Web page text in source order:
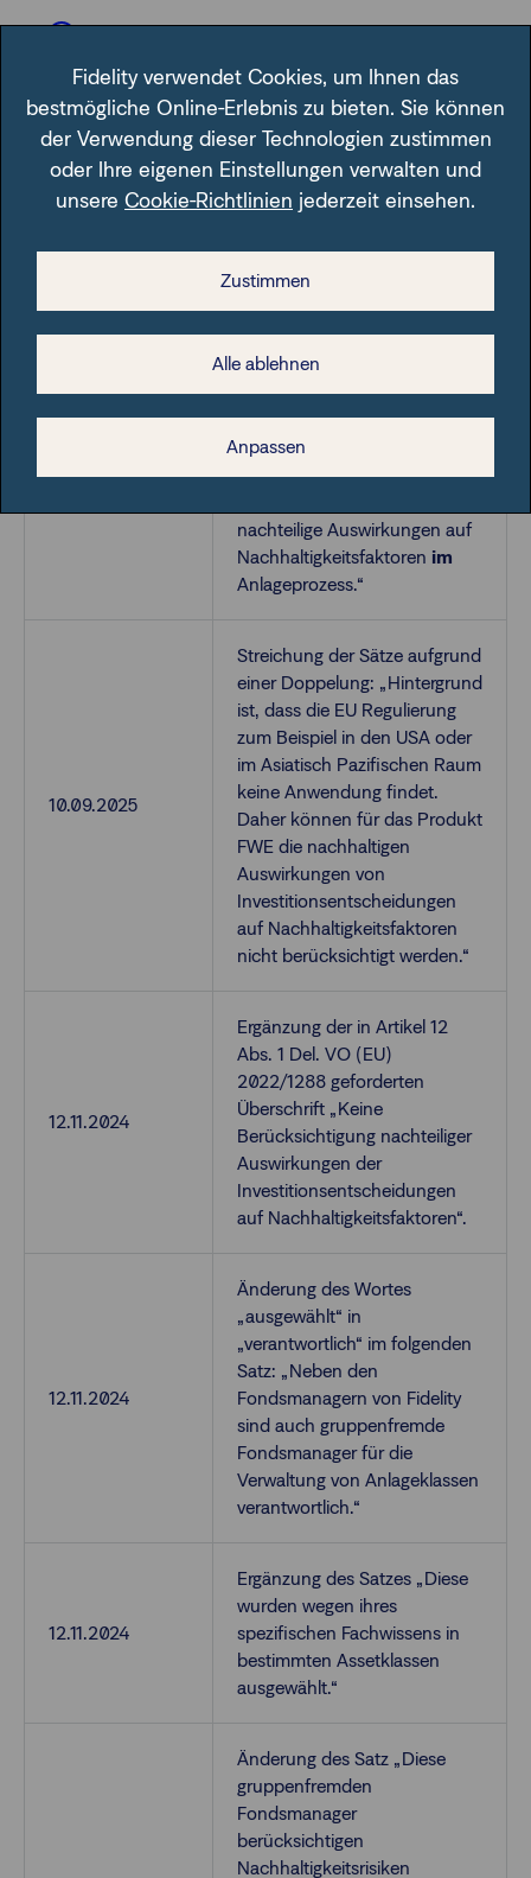
Änderungshistorie
Ergänzung des Wortes „im“ im
folgenden Satz: „Somit
berücksichtigt das Produkt
nicht vollumfänglich
nachteilige Auswirkungen auf
Nachhaltigkeitsfaktoren im
Anlageprozess.“
10.09.2025
Streichung der Sätze aufgrund
einer Doppelung: „Hintergrund
ist, dass die EU Regulierung
zum Beispiel in den USA oder
im Asiatisch Pazifischen Raum
keine Anwendung findet.
Daher können für das Produkt
FWE die nachhaltigen
Auswirkungen von
Investitionsentscheidungen
auf Nachhaltigkeitsfaktoren
nicht berücksichtigt werden.“
12.11.2024
Ergänzung der in Artikel 12
Abs. 1 Del. VO (EU)
2022/1288 geforderten
Überschrift „Keine
Berücksichtigung nachteiliger
Auswirkungen der
Investitionsentscheidungen
auf Nachhaltigkeitsfaktoren“.
12.11.2024
Änderung des Wortes
„ausgewählt“ in
„verantwortlich“ im folgenden
Satz: „Neben den
Fondsmanagern von Fidelity
sind auch gruppenfremde
Fondsmanager für die
Verwaltung von Anlageklassen
verantwortlich.“
12.11.2024
Ergänzung des Satzes „Diese
wurden wegen ihres
spezifischen Fachwissens in
bestimmten Assetklassen
ausgewählt.“
Änderung des Satz „Diese
gruppenfremden
Fondsmanager
berücksichtigen
Nachhaltigkeitsrisiken
Fidelity verwendet Cookies, um Ihnen das
bestmögliche Online-Erlebnis zu bieten. Sie können
der Verwendung dieser Technologien zustimmen
oder Ihre eigenen Einstellungen verwalten und
unsere Cookie-Richtlinien jederzeit einsehen.
Zustimmen
Alle ablehnen
Anpassen